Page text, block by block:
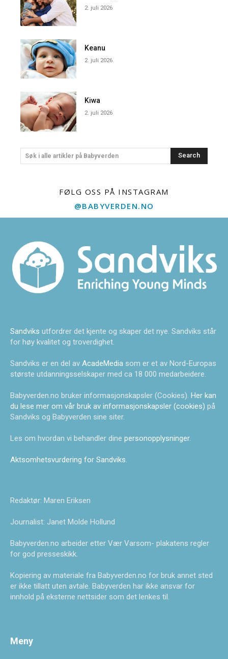
2. juli 2026
Keanu
2. juli 2026
Kiwa
2. juli 2026
Søk i alle artikler på Babyverden Search
FØLG OSS PÅ INSTAGRAM
@BABYVERDEN.NO
Sandviks utfordrer det kjente og skaper det nye. Sandviks står
for høy kvalitet og troverdighet.
Sandviks er en del av AcadeMedia som er et av Nord-Europas
største utdanningsselskaper med ca 18 000 medarbeidere.
Babyverden.no bruker informasjonskapsler (Cookies). Her kan
du lese mer om vår bruk av informasjonskapsler (cookies) på
Sandviks og Babyverden sine siter.
Les om hvordan vi behandler dine personopplysninger.
Aktsomhetsvurdering for Sandviks.
Redaktør: Maren Eriksen
Journalist: Janet Molde Hollund
Babyverden.no arbeider etter Vær Varsom- plakatens regler
for god presseskikk.
Kopiering av materiale fra Babyverden.no for bruk annet sted
er ikke tillatt uten avtale. Babyverden har ikke ansvar for
innhold på eksterne nettsider som det lenkes til.
Meny